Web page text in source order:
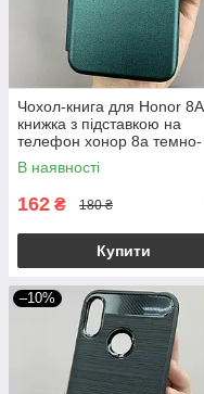
Чохол-книга для Honor 8A
книжка з підставкою на
телефон хонор 8а темно-
зелена stn
В наявності
162 ₴ 180 ₴
Купити
–10%